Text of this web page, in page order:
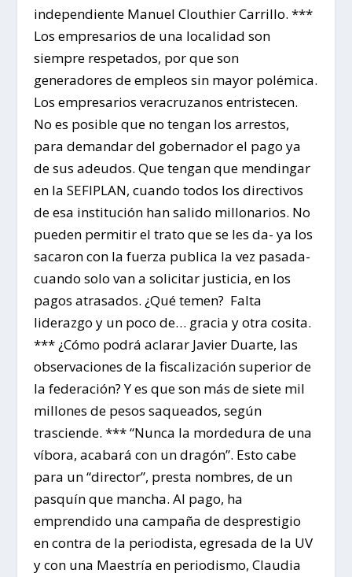
independiente Manuel Clouthier Carrillo. ***
Los empresarios de una localidad son
siempre respetados, por que son
generadores de empleos sin mayor polémica.
Los empresarios veracruzanos entristecen.
No es posible que no tengan los arrestos,
para demandar del gobernador el pago ya
de sus adeudos. Que tengan que mendingar
en la SEFIPLAN, cuando todos los directivos
de esa institución han salido millonarios. No
pueden permitir el trato que se les da- ya los
sacaron con la fuerza publica la vez pasada-
cuando solo van a solicitar justicia, en los
pagos atrasados. ¿Qué temen? Falta
liderazgo y un poco de… gracia y otra cosita.
*** ¿Cómo podrá aclarar Javier Duarte, las
observaciones de la fiscalización superior de
la federación? Y es que son más de siete mil
millones de pesos saqueados, según
trasciende. *** “Nunca la mordedura de una
víbora, acabará con un dragón”. Esto cabe
para un “director”, presta nombres, de un
pasquín que mancha. Al pago, ha
emprendido una campaña de desprestigio
en contra de la periodista, egresada de la UV
y con una Maestría en periodismo, Claudia